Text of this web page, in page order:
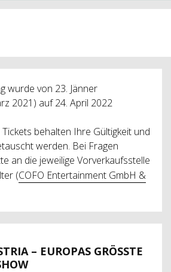
wurde von 23. Jänner
2021) auf 24. April 2022
behalten Ihre Gültigkeit und
werden. Bei Fragen
an die jeweilige Vorverkaufsstelle
(COFO Entertainment GmbH &
– EUROPAS GRÖSSTE A